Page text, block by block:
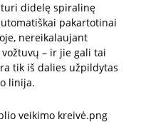
didelę spiralinę
pakartotinai
nereikalaujant
– ir jie gali tai
tik iš dalies užpildytas
linija.